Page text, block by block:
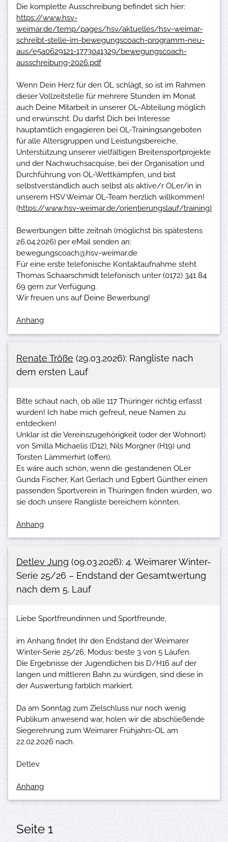
https://www.hsv-
weimar.de/temp/pages/hsv/aktuelles/hsv-weimar-
schreibt-stelle-im-bewegungscoach-programm-neu-
aus/e5a0629121-1773041329/bewegungscoach-
ausschreibung-2026.pdf
Wenn Dein Herz für den OL schlägt, so ist im Rahmen
dieser Vollzeitstelle für mehrere Stunden im Monat
auch Deine Mitarbeit in unserer OL-Abteilung möglich
und erwünscht. Du darfst Dich bei Interesse
hauptamtlich engagieren bei OL-Trainingsangeboten
für alle Altersgruppen und Leistungsbereiche,
Unterstützung unserer vielfältigen Breitensportprojekte
und der Nachwuchsacquise, bei der Organisation und
Durchführung von OL-Wettkämpfen, und bist
selbstverständlich auch selbst als aktive/r OLer/in in
unserem HSV Weimar OL-Team herzlich willkommen!
(https://www.hsv-weimar.de/orientierungslauf/training)
Bewerbungen bitte zeitnah (möglichst bis spätestens
26.04.2026) per eMail senden an:
bewegungscoach@hsv-weimar.de
Für eine erste telefonische Kontaktaufnahme steht
Thomas Schaarschmidt telefonisch unter (0172) 341 84
69 gern zur Verfügung.
Anhang
Renate Tröße (29.03.2026): Rangliste nach
dem ersten Lauf
Bitte schaut nach, ob alle 117 Thüringer richtig erfasst
wurden! Ich habe mich gefreut, neue Namen zu
entdecken!
Unklar ist die Vereinszugehörigkeit (oder der Wohnort)
von Smilla Michaelis (D12), Nils Morgner (H19) und
Torsten Lämmerhirt (offen).
Es wäre auch schön, wenn die gestandenen OLer
Gunda Fischer, Karl Gerlach und Egbert Günther einen
passenden Sportverein in Thüringen finden würden, wo
Anhang
Detlev Jung (09.03.2026): 4. Weimarer Winter-
Serie 25/26 – Endstand der Gesamtwertung
nach dem 5. Lauf
Liebe Sportfreundinnen und Sportfreunde,
im Anhang findet Ihr den Endstand der Weimarer
Winter-Serie 25/26, Modus: beste 3 von 5 Läufen.
Die Ergebnisse der Jugendlichen bis D/H16 auf der
langen und mittleren Bahn zu würdigen, sind diese in
der Auswertung farblich markiert.
Da am Sonntag zum Zielschluss nur noch wenig
Publikum anwesend war, holen wir die abschließende
Siegerehrung zum Weimarer Frühjahrs-OL am
22.02.2026 nach.
Anhang
Seite 1